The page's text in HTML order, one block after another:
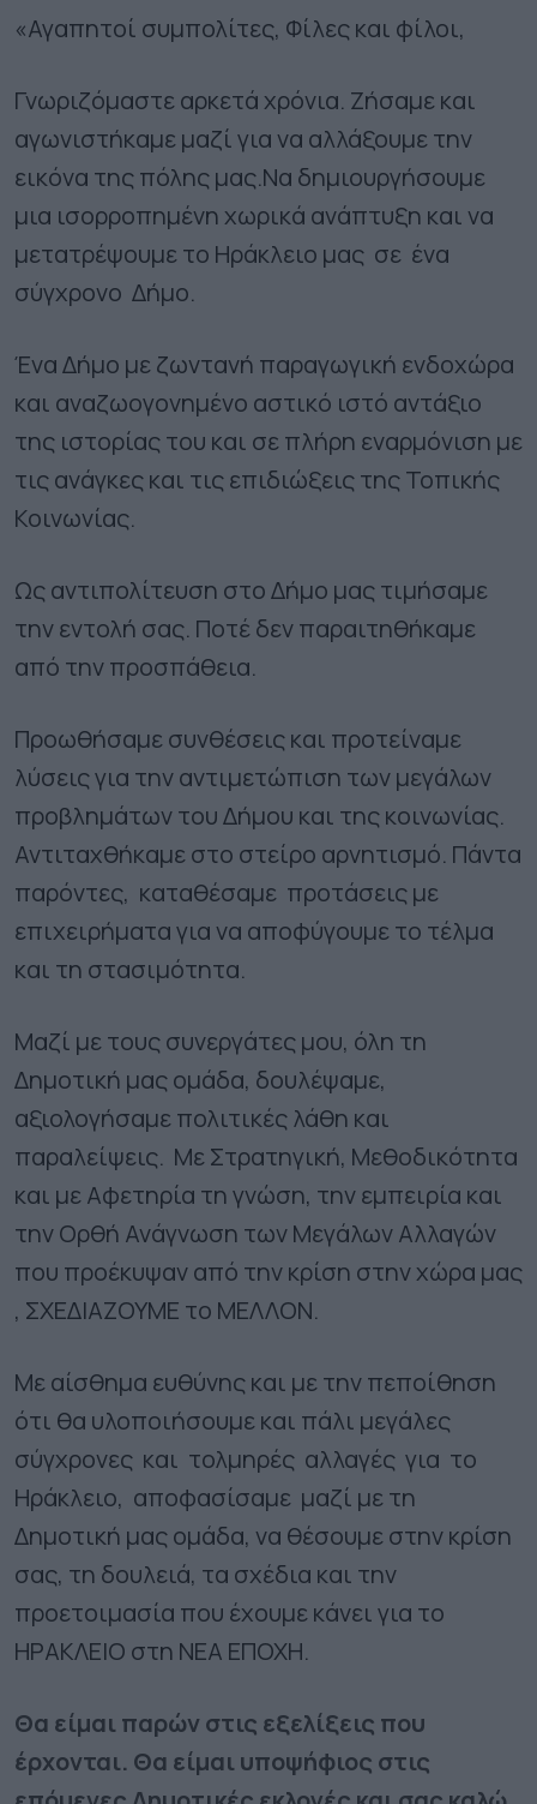
«Αγαπητοί συμπολίτες, Φίλες και φίλοι,
Γνωριζόμαστε αρκετά χρόνια. Ζήσαμε και
αγωνιστήκαμε μαζί για να αλλάξουμε την
εικόνα της πόλης μας.Να δημιουργήσουμε
μια ισορροπημένη χωρικά ανάπτυξη και να
μετατρέψουμε το Ηράκλειο μας σε ένα
σύγχρονο Δήμο.
Ένα Δήμο με ζωντανή παραγωγική ενδοχώρα
και αναζωογονημένο αστικό ιστό αντάξιο
της ιστορίας του και σε πλήρη εναρμόνιση με
τις ανάγκες και τις επιδιώξεις της Τοπικής
Κοινωνίας.
Ως αντιπολίτευση στο Δήμο μας τιμήσαμε
την εντολή σας. Ποτέ δεν παραιτηθήκαμε
από την προσπάθεια.
Προωθήσαμε συνθέσεις και προτείναμε
λύσεις για την αντιμετώπιση των μεγάλων
προβλημάτων του Δήμου και της κοινωνίας.
Αντιταχθήκαμε στο στείρο αρνητισμό. Πάντα
παρόντες, καταθέσαμε προτάσεις με
επιχειρήματα για να αποφύγουμε το τέλμα
και τη στασιμότητα.
Μαζί με τους συνεργάτες μου, όλη τη
Δημοτική μας ομάδα, δουλέψαμε,
αξιολογήσαμε πολιτικές λάθη και
παραλείψεις. Με Στρατηγική, Μεθοδικότητα
και με Αφετηρία τη γνώση, την εμπειρία και
την Ορθή Ανάγνωση των Μεγάλων Αλλαγών
που προέκυψαν από την κρίση στην χώρα μας
, ΣΧΕΔΙΑΖΟΥΜΕ το ΜΕΛΛΟΝ.
Με αίσθημα ευθύνης και με την πεποίθηση
ότι θα υλοποιήσουμε και πάλι μεγάλες
σύγχρονες και τολμηρές αλλαγές για το
Ηράκλειο, αποφασίσαμε μαζί με τη
Δημοτική μας ομάδα, να θέσουμε στην κρίση
σας, τη δουλειά, τα σχέδια και την
προετοιμασία που έχουμε κάνει για το
ΗΡΑΚΛΕΙΟ στη ΝΕΑ ΕΠΟΧΗ.
Θα είμαι παρών στις εξελίξεις που
έρχονται. Θα είμαι υποψήφιος στις